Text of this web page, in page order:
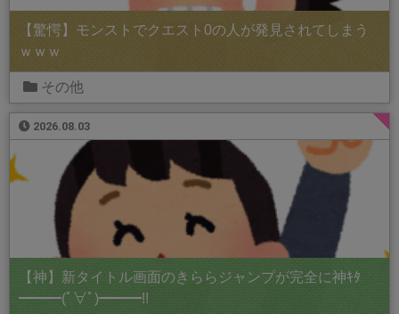
【驚愕】モンストでクエスト0の人が発見されてしまう
ｗｗｗ
その他
2026.08.03
【神】新タイトル画面のきららジャンプが完全に神ｷﾀ
━━━(ﾟ∀ﾟ)━━━!!